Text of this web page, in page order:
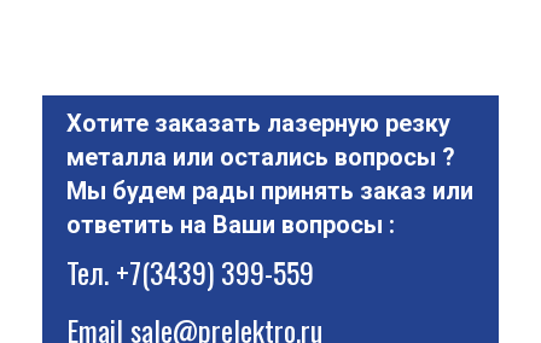
Хотите заказать лазерную резку
металла или остались вопросы ?
Мы будем рады принять заказ или
ответить на Ваши вопросы :
Тел.+7(3439) 399-559
Emailsale@prelektro.ru